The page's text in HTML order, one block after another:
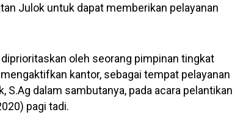
Julok untuk dapat memberikan pelayanan
oleh seorang pimpinan tingkat
kantor, sebagai tempat pelayanan
S.Ag dalam sambutanya, pada acara pelantikan
pagi tadi.